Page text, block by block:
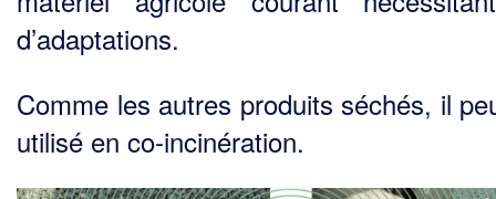
d’adaptations.
Comme les autres produits séchés, il
utilisé en co-incinération.